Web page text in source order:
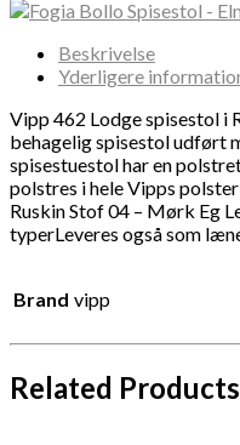
Beskrivelse
Yderligere
Vipp 462 Lodge spisestol i
behagelig spisestol udført
spisestuestol har en
polstres i hele Vipps
Ruskin Stof 04 – Mørk Eg
typerLeveres også som
Brand vipp
Related Products